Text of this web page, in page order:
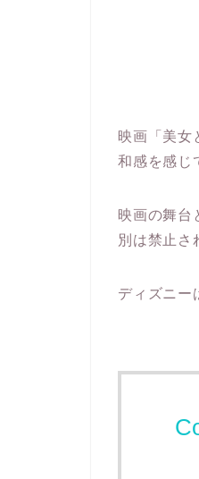
映画「美女
和感を感じ
映画の舞台
別は禁止さ
ディズニー